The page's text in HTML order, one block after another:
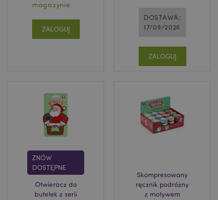
magazynie
ZALOGUJ
DOSTAWA:
17/09/2026
ZALOGUJ
ZNÓW
DOSTĘPNE
Otwieracz do
butelek z serii
Skompresowany
ręcznik podróżny
z motywem